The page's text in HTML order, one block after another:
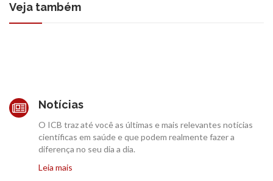
Veja também
Notícias
O ICB traz até você as últimas e mais relevantes notícias
científicas em saúde e que podem realmente fazer a
diferença no seu dia a dia.
Leia mais